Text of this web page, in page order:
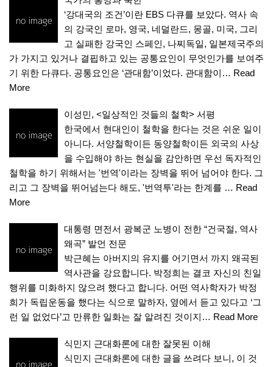
‘강대국의 조건’이란 EBS 다큐를 보았다. 역사 속
의 강국인 로마, 영국, 네덜란드, 몽골, 미국, 그리
고 실패한 강국인 스페인, 나찌독일, 일본제국주의
가 가지고 있거나 결핍하고 있는 공통요인이 무엇인가를 보여주
기 위한 다큐다. 공통요인은 ‘관대함’이었다. 관대함이… Read
More
이성민, <일상적인 것들의 철학> 서평
한국에서 현대인이 철학을 한다는 것은 쉬운 일이
아니다. 서양철학이든 동양철학이든 외국의 사상
을 수입해야 하는 현실을 감안하면 우선 독자적인
철학을 하기 위해서는 '번역'이라는 장벽을 뛰어 넘어야 한다. 그
리고 그 장벽을 뛰어넘는다 해도, '번역투'라는 한계를 … Read
More
대통령 면전서 광복군 노병이 전한 “건국절, 역사
왜곡” 발언 전문
박근혜는 아버지의 유지를 어기면서 까지 왜곡된
역사관을 강요합니다. 박정희는 결코 자신의 친일
행위를 미화하지 않으려 했다고 합니다. 어떤 역사학자가 박정
희가 독립운동을 했다는 식으로 말하자, 옆에서 듣고 있다고 ‘그
런 일 없었다’고 만류한 일화는 잘 알려진 것이지… Read More
식민지 근대화론에 대한 잘못된 이해
식민지 근대화론에 대한 글을 쓰려다 보니, 이 것